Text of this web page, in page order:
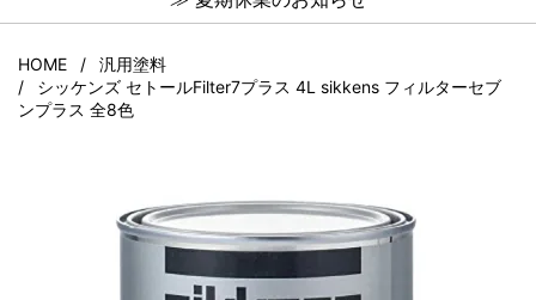
HOME
汎用塗料
シッケンズ セトールFilter7プラス 4L sikkens フィルターセブ
ンプラス 全8色